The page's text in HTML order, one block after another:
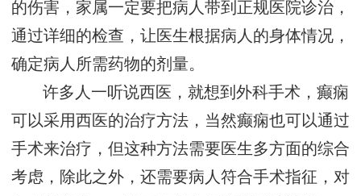
的伤害，家属一定要把病人带到正规医院诊治，
通过详细的检查，让医生根据病人的身体情况，
确定病人所需药物的剂量。
许多人一听说西医，就想到外科手术，癫痫
可以采用西医的治疗方法，当然癫痫也可以通过
手术来治疗，但这种方法需要医生多方面的综合
考虑，除此之外，还需要病人符合手术指征，对